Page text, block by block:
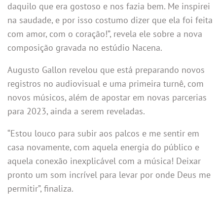
daquilo que era gostoso e nos fazia bem. Me inspirei
na saudade, e por isso costumo dizer que ela foi feita
com amor, com o coração!”, revela ele sobre a nova
composição gravada no estúdio Nacena.
Augusto Gallon revelou que está preparando novos
registros no audiovisual e uma primeira turnê, com
novos músicos, além de apostar em novas parcerias
para 2023, ainda a serem reveladas.
“Estou louco para subir aos palcos e me sentir em
casa novamente, com aquela energia do público e
aquela conexão inexplicável com a música! Deixar
pronto um som incrível para levar por onde Deus me
permitir”, finaliza.